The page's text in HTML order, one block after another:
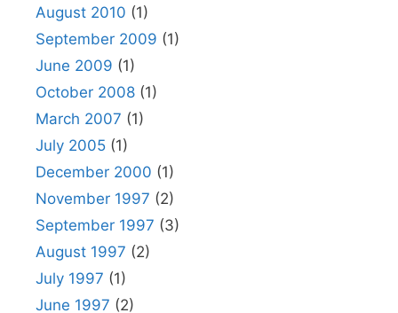
August 2010 (1)
September 2009 (1)
June 2009 (1)
October 2008 (1)
March 2007 (1)
July 2005 (1)
December 2000 (1)
November 1997 (2)
September 1997 (3)
August 1997 (2)
July 1997 (1)
June 1997 (2)